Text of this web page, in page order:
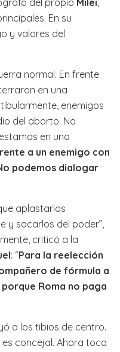
En su
y valores del
normal. En frente
en una
enemigos
del aborto. No
en una
a un enemigo con
podemos dialogar
aplastarlos
y sacarlos del poder”,
criticó a la
: “Para la reelección
de fórmula a
Roma no paga
a los tibios de centro.
concejal. Ahora toca